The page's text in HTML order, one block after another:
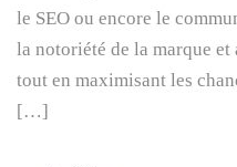
le SEO ou encore le
la notoriété de la marque
tout en maximisant les
[…]